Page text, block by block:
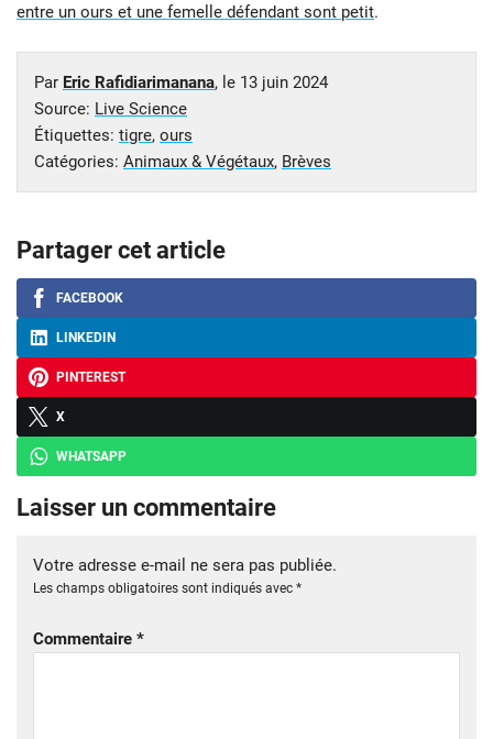
entre un ours et une femelle défendant sont petit.
Par Eric Rafidiarimanana, le 13 juin 2024
Source: Live Science
Étiquettes: tigre, ours
Catégories: Animaux & Végétaux, Brèves
Partager cet article
FACEBOOK
LINKEDIN
PINTEREST
X
WHATSAPP
Laisser un commentaire
Votre adresse e-mail ne sera pas publiée.
Les champs obligatoires sont indiqués avec *
Commentaire *